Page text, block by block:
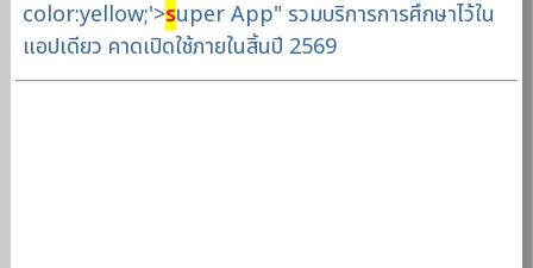
color:yellow;'>super App" รวมบริการการศึกษาไว้ใน
แอปเดียว คาดเปิดใช้ภายในสิ้นปี 2569